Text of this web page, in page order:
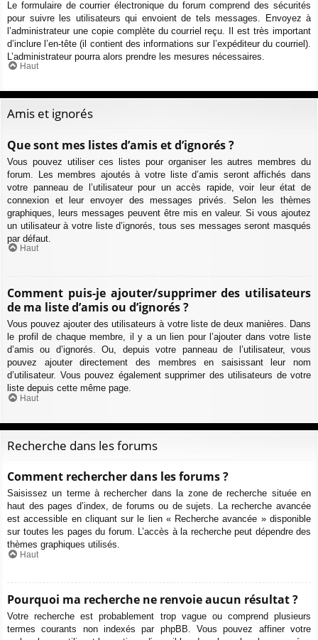
Le formulaire de courrier électronique du forum comprend des sécurités
pour suivre les utilisateurs qui envoient de tels messages. Envoyez à
l’administrateur une copie complète du courriel reçu. Il est très important
d’inclure l’en-tête (il contient des informations sur l’expéditeur du courriel).
L’administrateur pourra alors prendre les mesures nécessaires.
Haut
Amis et ignorés
Que sont mes listes d’amis et d’ignorés ?
Vous pouvez utiliser ces listes pour organiser les autres membres du
forum. Les membres ajoutés à votre liste d’amis seront affichés dans
votre panneau de l’utilisateur pour un accès rapide, voir leur état de
connexion et leur envoyer des messages privés. Selon les thèmes
graphiques, leurs messages peuvent être mis en valeur. Si vous ajoutez
un utilisateur à votre liste d’ignorés, tous ses messages seront masqués
par défaut.
Haut
Comment puis-je ajouter/supprimer des utilisateurs
de ma liste d’amis ou d’ignorés ?
Vous pouvez ajouter des utilisateurs à votre liste de deux manières. Dans
le profil de chaque membre, il y a un lien pour l’ajouter dans votre liste
d’amis ou d’ignorés. Ou, depuis votre panneau de l’utilisateur, vous
pouvez ajouter directement des membres en saisissant leur nom
d’utilisateur. Vous pouvez également supprimer des utilisateurs de votre
liste depuis cette même page.
Haut
Recherche dans les forums
Comment rechercher dans les forums ?
Saisissez un terme à rechercher dans la zone de recherche située en
haut des pages d’index, de forums ou de sujets. La recherche avancée
est accessible en cliquant sur le lien « Recherche avancée » disponible
sur toutes les pages du forum. L’accès à la recherche peut dépendre des
thèmes graphiques utilisés.
Haut
Pourquoi ma recherche ne renvoie aucun résultat ?
Votre recherche est probablement trop vague ou comprend plusieurs
termes courants non indexés par phpBB. Vous pouvez affiner votre